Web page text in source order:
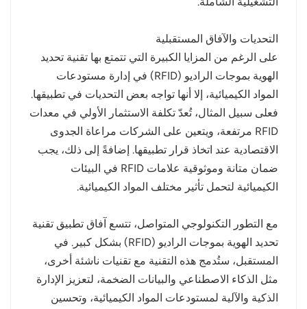
التحديات والآفاق المستقبلية
على الرغم من المزايا الكبيرة التي تتمتع بها تقنية تحديد
الهوية بموجات الراديو (RFID) في إدارة مستودعات
المواد الكيميائية، إلا أنها تواجه بعض التحديات في تطبيقها.
فعلى سبيل المثال، تُعدّ تكلفة الاستثمار الأولي في معدات
RFID مرتفعة، ويتعين على الشركات مراعاة الجدوى
الاقتصادية عند اتخاذ قرار تطبيقها. إضافةً إلى ذلك، يجب
ضمان متانة وموثوقية علامات RFID في البيئات
الكيميائية لتحمل تأثير مختلف المواد الكيميائية.
مع التطور التكنولوجي المتواصل، تتسع آفاق تطبيق تقنية
تحديد الهوية بموجات الراديو (RFID) بشكل كبير. في
المستقبل، ستُدمج هذه التقنية مع تقنيات ناشئة أخرى،
مثل الذكاء الاصطناعي والبيانات الضخمة، لتعزيز الإدارة
الذكية والآلية لمستودعات المواد الكيميائية، وتحسين